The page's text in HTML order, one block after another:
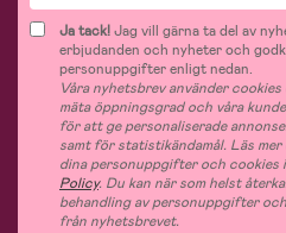
Ja tack!Jag vill gärna ta del av
erbjudanden och nyheter och
personuppgifter enligt nedan.
Våra nyhetsbrev använder
mäta öppningsgrad och våra
för att ge personaliserade
samt för statistikändamål. Läs
dina personuppgifter och cookies
Policy. Du kan när som helst
behandling av personuppgifter
från nyhetsbrevet.